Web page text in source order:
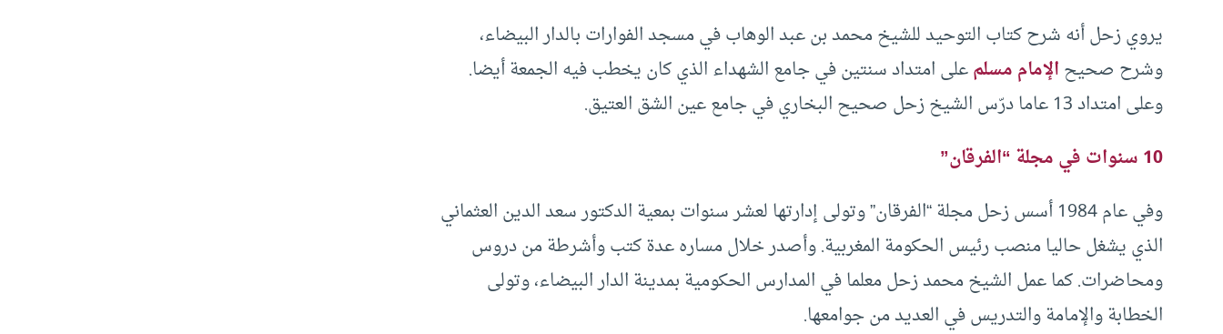
يروي زحل أنه شرح كتاب التوحيد للشيخ محمد بن عبد الوهاب في مسجد الفوارات بالدار البيضاء،
وشرح صحيحالإمام مسلمعلى امتداد سنتين في جامع الشهداء الذي كان يخطب فيه الجمعة أيضا.
وعلى امتداد 13 عاما درّس الشيخ زحل صحيح البخاري في جامع عين الشق العتيق.
10 سنوات في مجلة “الفرقان”
وفي عام 1984 أسس زحل مجلة “الفرقان” وتولى إدارتها لعشر سنوات بمعية الدكتور سعد الدين العثماني
الذي يشغل حاليا منصب رئيس الحكومة المغربية. وأصدر خلال مساره عدة كتب وأشرطة من دروس
ومحاضرات. كما عمل الشيخ محمد زحل معلما في المدارس الحكومية بمدينة الدار البيضاء، وتولى
الخطابة والإمامة والتدريس في العديد من جوامعها.